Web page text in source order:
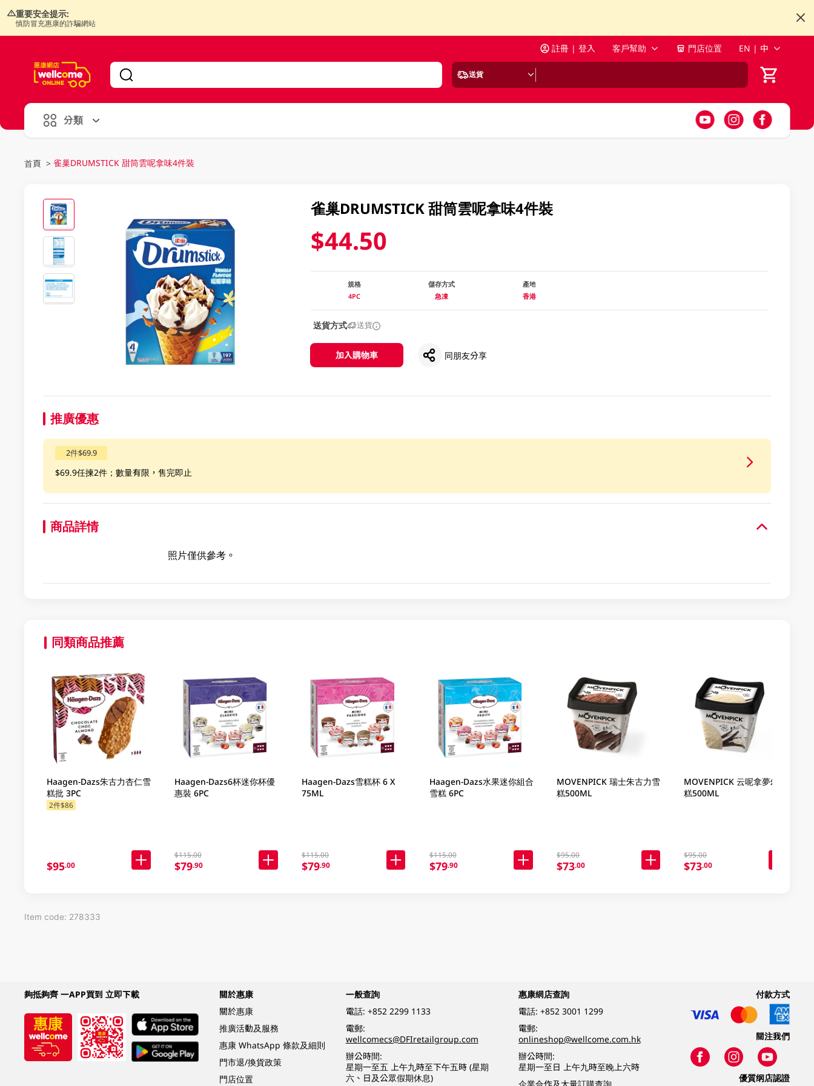
重要安全提示:
慎防冒充惠康的詐騙網站
註冊 | 登入 客戶幫助 門店位置 EN | 中
送貨
分類
首頁 > 雀巢DRUMSTICK 甜筒雲呢拿味4件裝
雀巢DRUMSTICK 甜筒雲呢拿味4件裝
$44.50
規格
4PC
儲存方式
急凍
產地
香港
送貨方式 送貨
加入購物車 同朋友分享
推廣優惠
2件$69.9
$69.9任揀2件；數量有限，售完即止
商品詳情
照片僅供參考。
同類商品推薦
Haagen-Dazs朱古力杏仁雪
糕批 3PC
2件$86
$95.00
Haagen-Dazs6杯迷你杯優
惠裝 6PC
$115.00
$79.90
Haagen-Dazs雪糕杯 6 X
75ML
$115.00
$79.90
Haagen-Dazs水果迷你組合
雪糕 6PC
$115.00
$79.90
MOVENPICK 瑞士朱古力雪
糕500ML
$95.00
$73.00
MOVENPICK 云呢拿夢幻雪
糕500ML
$95.00
$73.00
Item code: 278333
夠抵夠齊 一APP買到 立即下載
關於惠康
關於惠康
推廣活動及服務
惠康 WhatsApp 條款及細則
門市退/換貨政策
門店位置
一般查詢
電話: +852 2299 1133
電郵:
wellcomecs@DFIretailgroup.com
辦公時間:
星期一至五 上午九時至下午五時 (星期
六、日及公眾假期休息)
惠康網店查詢
電話: +852 3001 1299
電郵:
onlineshop@wellcome.com.hk
辦公時間:
星期一至日 上午九時至晚上六時
付款方式
關注我們
優質纲店認證